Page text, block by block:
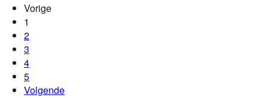
Vorige
1
2
3
4
5
Volgende